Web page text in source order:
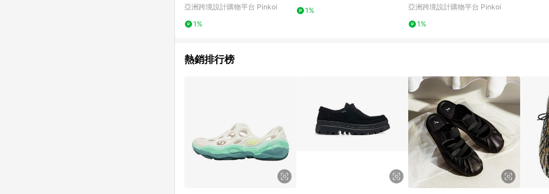
亞洲跨境設計購物平台 Pinkoi
1%
1%
亞洲跨境設計購物平台 Pinkoi
1%
熱銷排行榜